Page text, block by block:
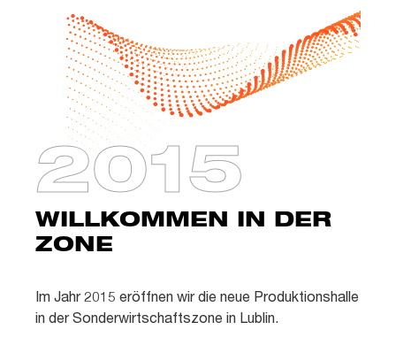
2015
WILLKOMMEN IN DER
ZONE
Im Jahr 2015 eröffnen wir die neue Produktionshalle
in der Sonderwirtschaftszone in Lublin.